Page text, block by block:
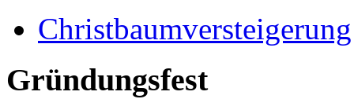
Gründungsfest